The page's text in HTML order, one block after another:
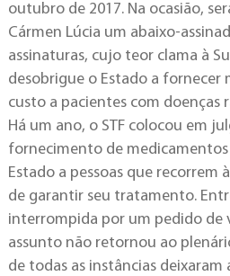
outubro de 2017. Na ocasião,
Cármen Lúcia um abaixo-
assinaturas, cujo teor clama à
desobrigue o Estado a fornecer
custo a pacientes com doenças
Há um ano, o STF colocou em
fornecimento de
Estado a pessoas que recorrem
de garantir seu tratamento.
interrompida por um pedido de
assunto não retornou ao
de todas as instâncias deixaram